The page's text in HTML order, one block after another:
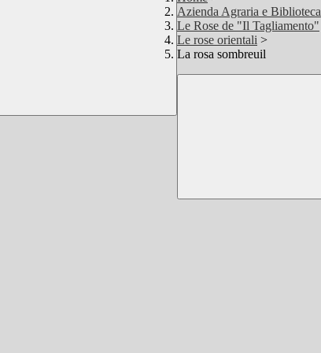
Azienda Agraria e Biblioteca
Le Rose de "Il Tagliamento"
Le rose orientali >
La rosa sombreuil